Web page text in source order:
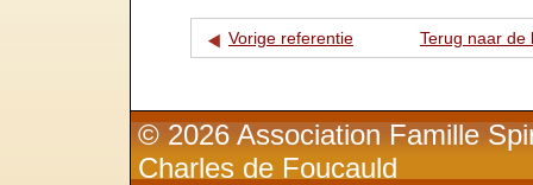
Vorige referentie Terug naar de
© 2026 Association Famille
Charles de Foucauld